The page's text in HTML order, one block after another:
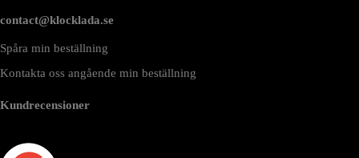
contact@klocklada.se
Spåra min beställning
Kontakta oss angående min beställning
Kundrecensioner